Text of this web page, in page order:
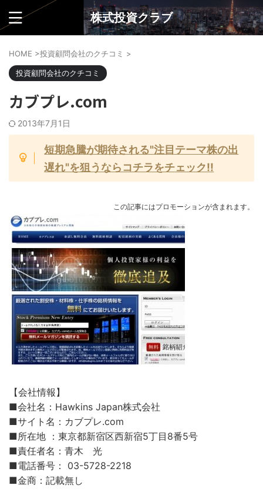
株式投資クラブ
HOME >投資顧問会社のクチコミ >
投資顧問会社のクチコミ
カブプレ.com
2013年7月1日
短期急騰が期待される"注目テーマ株の出
遅れ"を狙うならコチラをチェック!!
この記事にはプロモーションが含まれます。
【会社情報】
■会社名：Hawkins Japan株式会社
■サイト名：カブプレ.com
■所在地 ：東京都新宿区西新宿5丁目8番5号
■責任者名：青木 光
■電話番号： 03-5728-2218
■金商：記載無し